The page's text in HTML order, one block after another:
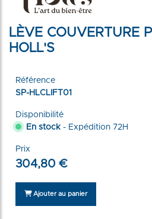
LÈVE COUVERTURE
HOLL'S
Référence
SP-HLCLIFT01
Disponibilité
En stock - Expédition 72H
Prix
304,80 €
Ajouter au panier